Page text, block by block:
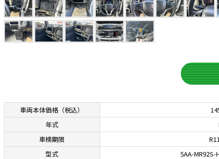
車両本体価格 （税込）
年式
車検期限
型式
5AA-MR92S-